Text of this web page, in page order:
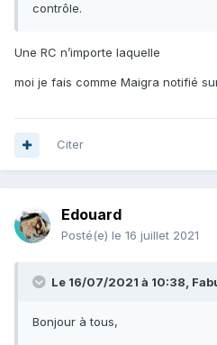
contrôle.
Une RC n’importe laquelle
moi je fais comme Maigra notifié
Citer
Edouard
Posté(e) le 16 juillet 2021
Le 16/07/2021 à 10:38,
Bonjour à tous,